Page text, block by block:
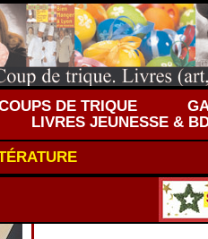
DE TRIQUE
LIVRES JEUNESSE &